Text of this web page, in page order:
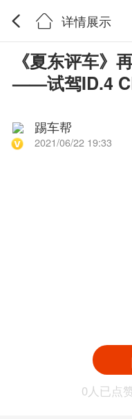
详情展示
《夏东评车》
——试驾ID.4
踢车帮
2021/06/22 19:33
0人已点